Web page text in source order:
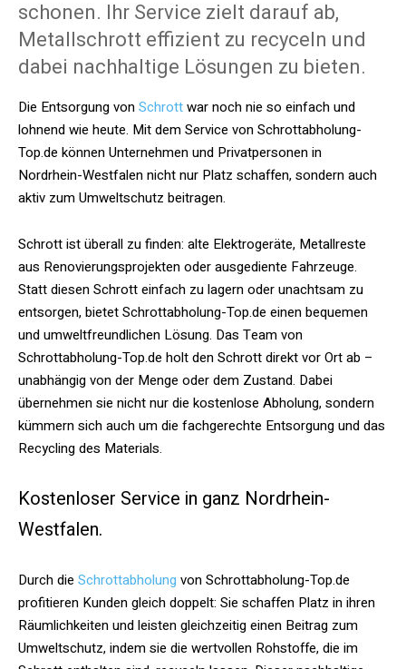
schonen. Ihr Service zielt darauf ab,
Metallschrott effizient zu recyceln und
dabei nachhaltige Lösungen zu bieten.
Die Entsorgung vonSchrottwar noch nie so einfach und
lohnend wie heute. Mit dem Service von Schrottabholung-
Top.de können Unternehmen und Privatpersonen in
Nordrhein-Westfalen nicht nur Platz schaffen, sondern auch
aktiv zum Umweltschutz beitragen.
Schrott ist überall zu finden: alte Elektrogeräte, Metallreste
aus Renovierungsprojekten oder ausgediente Fahrzeuge.
Statt diesen Schrott einfach zu lagern oder unachtsam zu
entsorgen, bietet Schrottabholung-Top.de einen bequemen
und umweltfreundlichen Lösung. Das Team von
Schrottabholung-Top.de holt den Schrott direkt vor Ort ab –
unabhängig von der Menge oder dem Zustand. Dabei
übernehmen sie nicht nur die kostenlose Abholung, sondern
kümmern sich auch um die fachgerechte Entsorgung und das
Recycling des Materials.
Kostenloser Service in ganz Nordrhein-
Westfalen.
Durch die Schrottabholung von Schrottabholung-Top.de
profitieren Kunden gleich doppelt: Sie schaffen Platz in ihren
Räumlichkeiten und leisten gleichzeitig einen Beitrag zum
Umweltschutz, indem sie die wertvollen Rohstoffe, die im